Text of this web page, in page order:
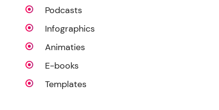
Podcasts
Infographics
Animaties
E-books
Templates